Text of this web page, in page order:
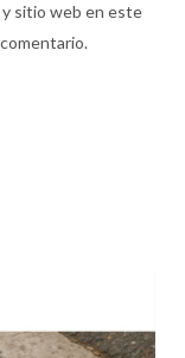
sitio web en este